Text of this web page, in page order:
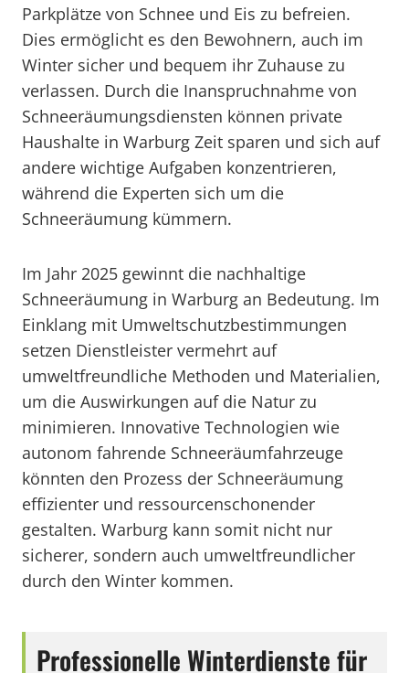
Parkplätze von Schnee und Eis zu befreien.
Dies ermöglicht es den Bewohnern, auch im
Winter sicher und bequem ihr Zuhause zu
verlassen. Durch die Inanspruchnahme von
Schneeräumungsdiensten können private
Haushalte in Warburg Zeit sparen und sich auf
andere wichtige Aufgaben konzentrieren,
während die Experten sich um die
Schneeräumung kümmern.
Im Jahr 2025 gewinnt die nachhaltige
Schneeräumung in Warburg an Bedeutung. Im
Einklang mit Umweltschutzbestimmungen
setzen Dienstleister vermehrt auf
umweltfreundliche Methoden und Materialien,
um die Auswirkungen auf die Natur zu
minimieren. Innovative Technologien wie
autonom fahrende Schneeräumfahrzeuge
könnten den Prozess der Schneeräumung
effizienter und ressourcenschonender
gestalten. Warburg kann somit nicht nur
sicherer, sondern auch umweltfreundlicher
durch den Winter kommen.
Professionelle Winterdienste für